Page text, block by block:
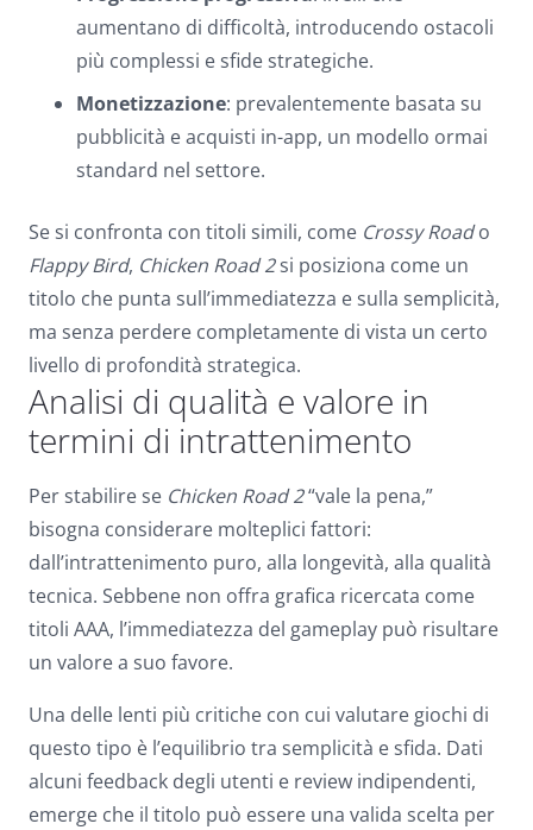
aumentano di difficoltà, introducendo ostacoli
più complessi e sfide strategiche.
Monetizzazione: prevalentemente basata su
pubblicità e acquisti in-app, un modello ormai
standard nel settore.
Se si confronta con titoli simili, come Crossy Roado
Flappy Bird, Chicken Road 2si posiziona come un
titolo che punta sull’immediatezza e sulla semplicità,
ma senza perdere completamente di vista un certo
livello di profondità strategica.
Analisi di qualità e valore in
termini di intrattenimento
Per stabilire se Chicken Road 2“vale la pena,”
bisogna considerare molteplici fattori:
dall’intrattenimento puro, alla longevità, alla qualità
tecnica. Sebbene non offra grafica ricercata come
titoli AAA, l’immediatezza del gameplay può risultare
un valore a suo favore.
Una delle lenti più critiche con cui valutare giochi di
questo tipo è l’equilibrio tra semplicità e sfida. Dati
alcuni feedback degli utenti e review indipendenti,
emerge che il titolo può essere una valida scelta per